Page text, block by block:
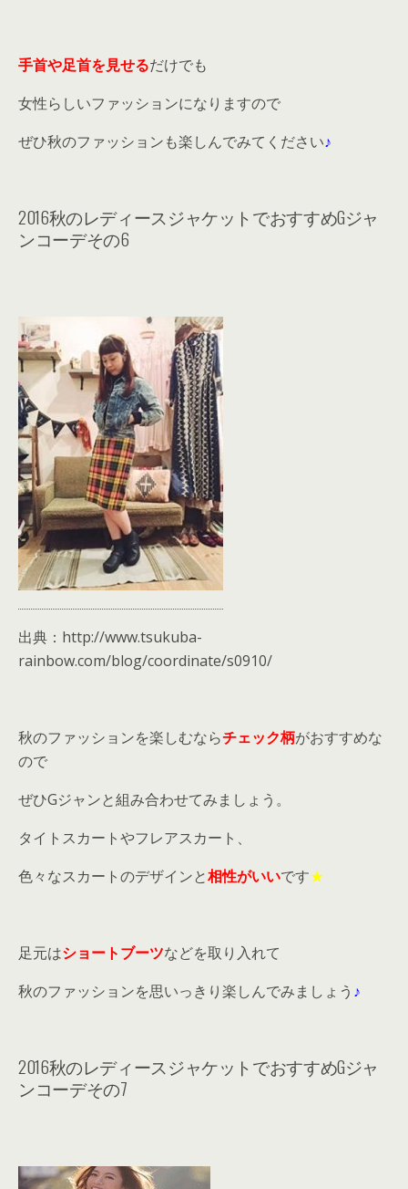
手首や足首を見せるだけでも
女性らしいファッションになりますので
ぜひ秋のファッションも楽しんでみてください♪
2016秋のレディースジャケットでおすすめGジャ
ンコーデその6
出典：http://www.tsukuba-
rainbow.com/blog/coordinate/s0910/
秋のファッションを楽しむならチェック柄がおすすめな
ので
ぜひGジャンと組み合わせてみましょう。
タイトスカートやフレアスカート、
色々なスカートのデザインと相性がいいです★
足元はショートブーツなどを取り入れて
秋のファッションを思いっきり楽しんでみましょう ♪
2016秋のレディースジャケットでおすすめGジャ
ンコーデその7